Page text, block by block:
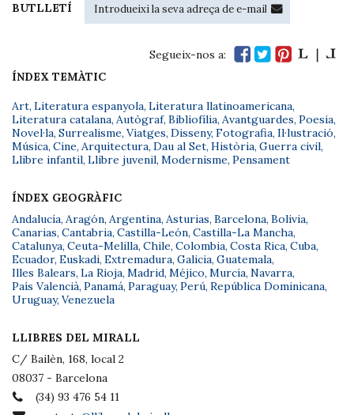
BUTLLETÍ
Segueix-nos a:
ÍNDEX TEMÀTIC
Art, Literatura espanyola, Literatura llatinoamericana,
Literatura catalana, Autògraf, Bibliofília, Avantguardes, Poesia,
Novel·la, Surrealisme, Viatges, Disseny, Fotografia, Il·lustració,
Música, Cine, Arquitectura, Dau al Set, Història, Guerra civil,
Llibre infantil, Llibre juvenil, Modernisme, Pensament
ÍNDEX GEOGRÀFIC
Andalucía, Aragón, Argentina, Asturias, Barcelona, Bolivia,
Canarias, Cantabria, Castilla-León, Castilla-La Mancha,
Catalunya, Ceuta-Melilla, Chile, Colombia, Costa Rica, Cuba,
Ecuador, Euskadi, Extremadura, Galicia, Guatemala,
Illes Balears, La Rioja, Madrid, Méjico, Murcia, Navarra,
País Valencià, Panamá, Paraguay, Perú, República Dominicana,
Uruguay, Venezuela
LLIBRES DEL MIRALL
C/ Bailèn, 168, local 2
08037 - Barcelona
(34) 93 476 54 11